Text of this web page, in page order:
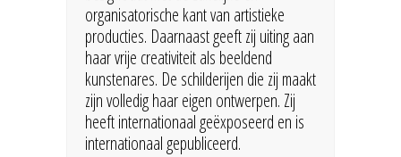
organisatorische kant van artistieke
producties. Daarnaast geeft zij uiting aan
haar vrije creativiteit als beeldend
kunstenares. De schilderijen die zij maakt
zijn volledig haar eigen ontwerpen. Zij
heeft internationaal geëxposeerd en is
internationaal gepubliceerd.